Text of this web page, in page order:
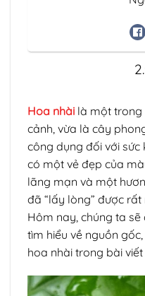
Hoa nhài là một trong
cảnh, vừa là cây
công dụng đối với sức
có một vẻ đẹp của
lãng mạn và một
đã “lấy lòng” được
Hôm nay, chúng ta sẽ
tìm hiểu về nguồn
hoa nhài trong bài viết